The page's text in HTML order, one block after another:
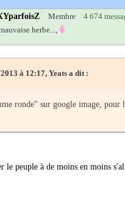
Membre
4 674
herbe...,
à 12:17, Yeats a dit :
ronde" sur google image, pour
le peuple à de moins en moins